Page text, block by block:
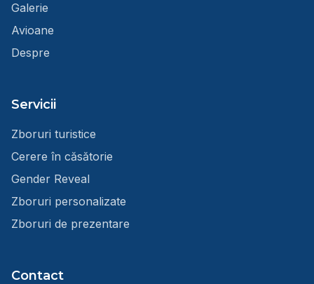
Galerie
Avioane
Despre
Servicii
Zboruri turistice
Cerere în căsătorie
Gender Reveal
Zboruri personalizate
Zboruri de prezentare
Contact